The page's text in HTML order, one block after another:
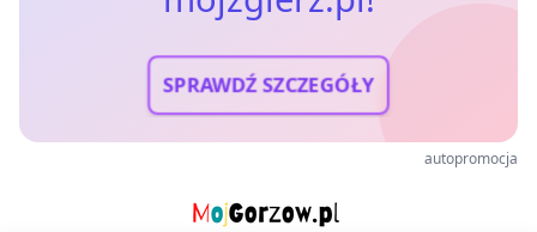
SPRAWDŹ SZCZEGÓŁY
autopromocja